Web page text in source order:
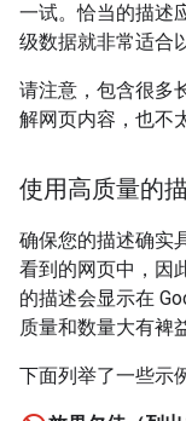
一试。恰当的描述
级数据就非常适合
请注意，包含很多
解网页内容，也不
使用高质量的
确保您的描述确实
看到的网页中，因
的描述会显示在
质量和数量大有裨
下面列举了一些示